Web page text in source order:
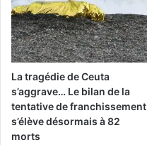
La tragédie de Ceuta
s’aggrave… Le bilan de la
tentative de franchissement
s’élève désormais à 82
morts